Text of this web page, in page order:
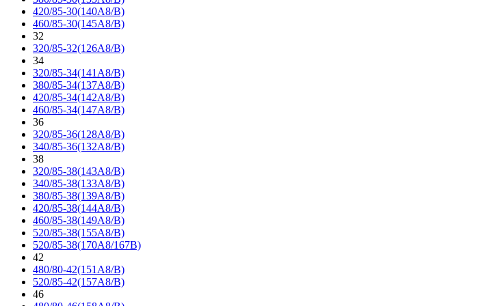
420/85-30(140A8/B)
460/85-30(145A8/B)
32
320/85-32(126A8/B)
34
320/85-34(141A8/B)
380/85-34(137A8/B)
420/85-34(142A8/B)
460/85-34(147A8/B)
36
320/85-36(128A8/B)
340/85-36(132A8/B)
38
320/85-38(143A8/B)
340/85-38(133A8/B)
380/85-38(139A8/B)
420/85-38(144A8/B)
460/85-38(149A8/B)
520/85-38(155A8/B)
520/85-38(170A8/167B)
42
480/80-42(151A8/B)
520/85-42(157A8/B)
46